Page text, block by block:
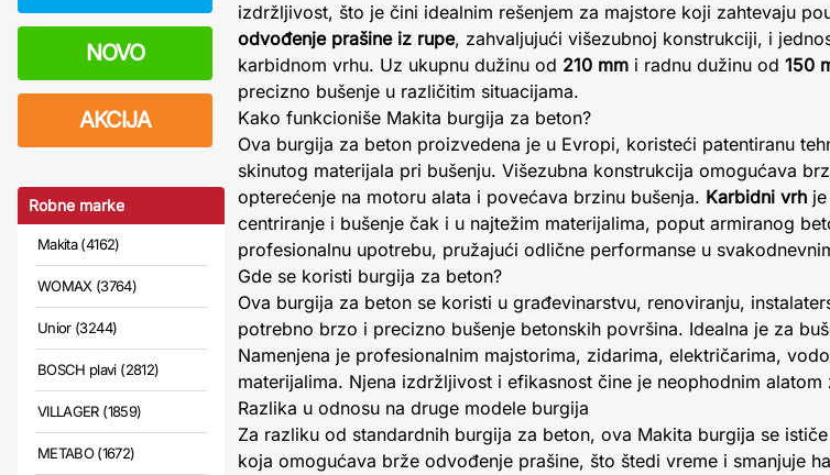
NOVO
AKCIJA
Robne marke
Makita (4162)
WOMAX (3764)
Unior (3244)
BOSCH plavi (2812)
VILLAGER (1859)
METABO (1672)
izdržljivost, što je čini idealnim rešenjem za majstore koji zahtevaju
odvođenje prašine iz rupe, zahvaljujući višezubnoj konstrukciji, i
karbidnom vrhu. Uz ukupnu dužinu od 210 mm i radnu dužinu od 150
precizno bušenje u različitim situacijama.
Kako funkcioniše Makita burgija za beton?
Ova burgija za beton proizvedena je u Evropi, koristeći patentiranu
skinutog materijala pri bušenju. Višezubna konstrukcija omogućava
opterećenje na motoru alata i povećava brzinu bušenja. Karbidni vrh
centriranje i bušenje čak i u najtežim materijalima, poput armiranog
profesionalnu upotrebu, pružajući odlične performanse u
Gde se koristi burgija za beton?
Ova burgija za beton se koristi u građevinarstvu, renoviranju,
potrebno brzo i precizno bušenje betonskih površina. Idealna je za
Namenjena je profesionalnim majstorima, zidarima, električarima,
materijalima. Njena izdržljivost i efikasnost čine je neophodnim alatom
Razlika u odnosu na druge modele burgija
Za razliku od standardnih burgija za beton, ova Makita burgija se
koja omogućava brže odvođenje prašine, što štedi vreme i smanjuje